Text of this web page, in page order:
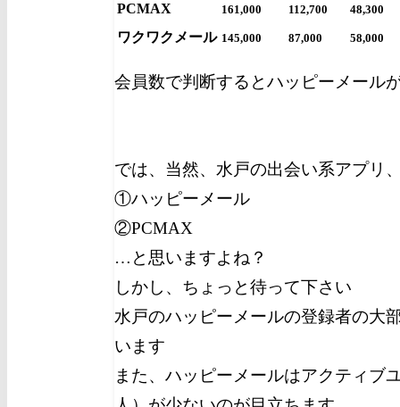
PCMAX 161,000 112,700 48,300
ワクワクメール 145,000 87,000 58,000
会員数で判断するとハッピーメール
では、当然、水戸の出会い系アプリ
①ハッピーメール
②PCMAX
…と思いますよね？
しかし、ちょっと待って下さい
水戸のハッピーメールの登録者の大
います
また、ハッピーメールはアクティブ